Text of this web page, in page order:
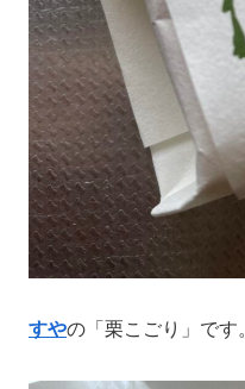
すやの「栗こごり」です